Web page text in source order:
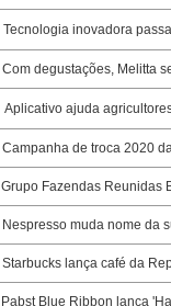
Tecnologia inovadora
Com degustações, Melitta
Aplicativo ajuda
Campanha de troca 2020
Grupo Fazendas Reunidas
Nespresso muda nome da
Starbucks lança café da
Pabst Blue Ribbon lança